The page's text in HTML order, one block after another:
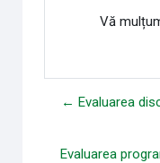
Vă
← Evaluarea
Evaluarea